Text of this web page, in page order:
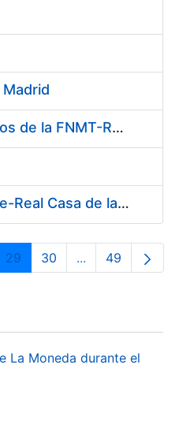
Contratación de suministro de materiales para dotar de redundancia los equipos informáticos de la FNMT-RCM
Contratación de Servicio de Telecomunicaciones en la Fábrica Nacional de Moneda y Timbre-Real Casa de la Moneda
Pages Use TAB to
Page
29 Page
30 ...Intermediate
Page
49
La Moneda durante el